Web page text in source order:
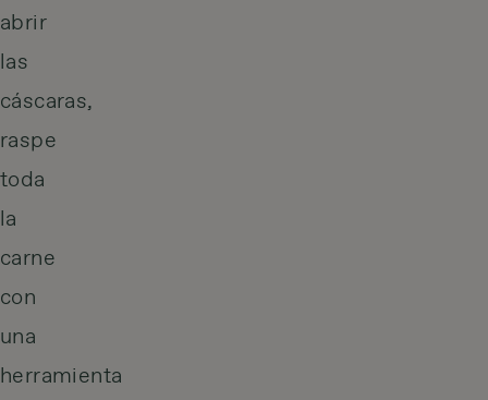
abrir
las
cáscaras,
raspe
toda
la
carne
con
una
herramienta